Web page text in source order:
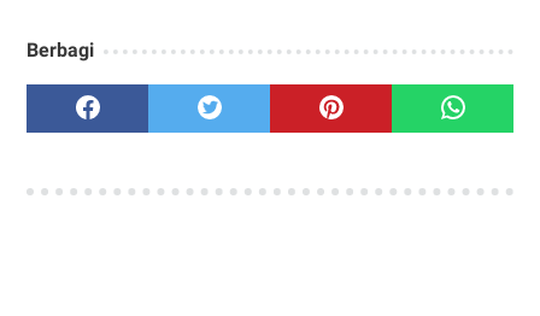
Berbagi